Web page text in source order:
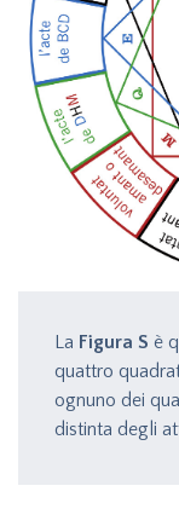
La Figura S è
quattro
ognuno dei
distinta degli
e l’atto